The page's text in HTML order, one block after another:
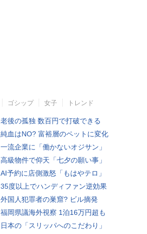
ゴシップ 女子 トレンド
老後の孤独 数百円で打破できる
純血はNO? 富裕層のペットに変化
一流企業に「働かないオジサン」
高級物件で仰天「七夕の願い事」
AI予約に店側激怒「もはやテロ」
35度以上でハンディファン逆効果
外国人犯罪者の巣窟? ビル摘発
福岡県議海外視察 1泊16万円超も
日本の「スリッパへのこだわり」